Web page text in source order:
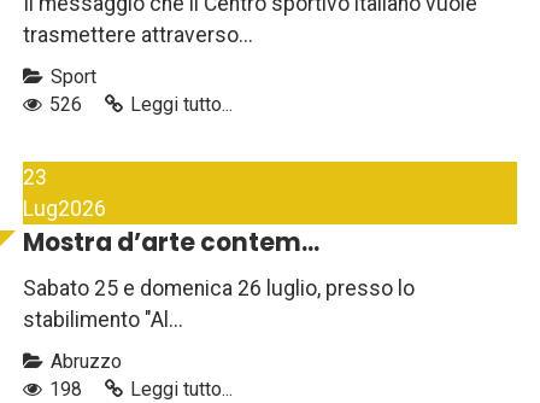
trasmettere attraverso...
Sport
526
Leggi tutto...
23
Lug2026
Mostra d’arte contem...
Sabato 25 e domenica 26 luglio, presso lo
stabilimento "Al...
Abruzzo
198
Leggi tutto...